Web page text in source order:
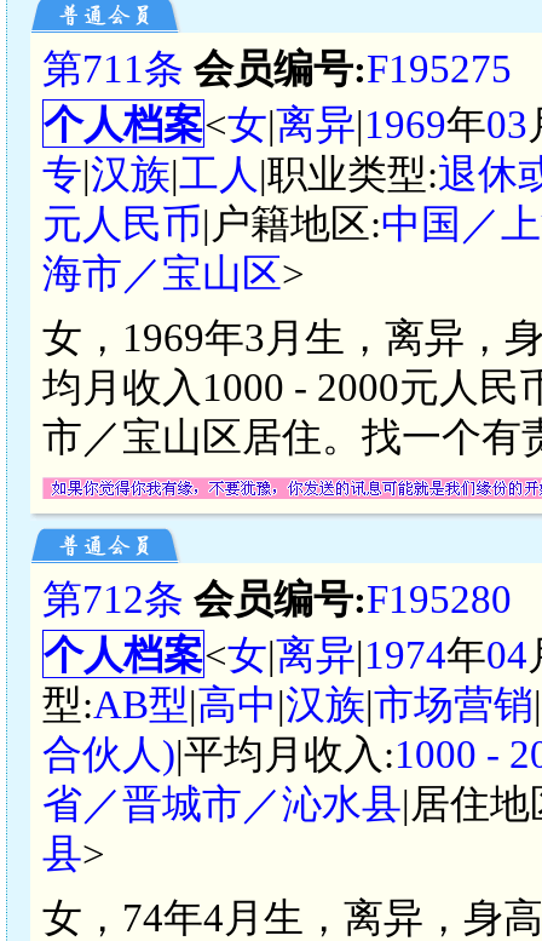
第711条 会员编号:F195275
个人档案<女|离异|1969年03
专|汉族|工人 |职业类型:退休
元人民币|户籍地区:中国／
海市／宝山区>
女，1969年3月生，离异，
均月收入1000 - 2000元人
市／宝山区居住。找一个有
第712条 会员编号:F195280
个人档案<女|离异|1974年04
型:AB型|高中|汉族|市场营销
合伙人)|平均月收入:1000 -
省／晋城市／沁水县|居住地
县>
女，74年4月生，离异，身